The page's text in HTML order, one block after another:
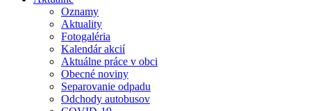
Oznamy
Aktuality
Fotogaléria
Kalendár akcií
Aktuálne práce v obci
Obecné noviny
Separovanie odpadu
Odchody autobusov